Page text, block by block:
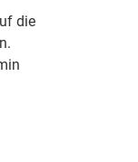
die